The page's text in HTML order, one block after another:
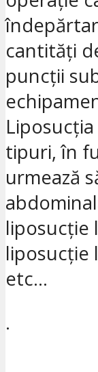
cantități
puncții
tipuri, în
urmează
liposucție
liposucție
etc…
.